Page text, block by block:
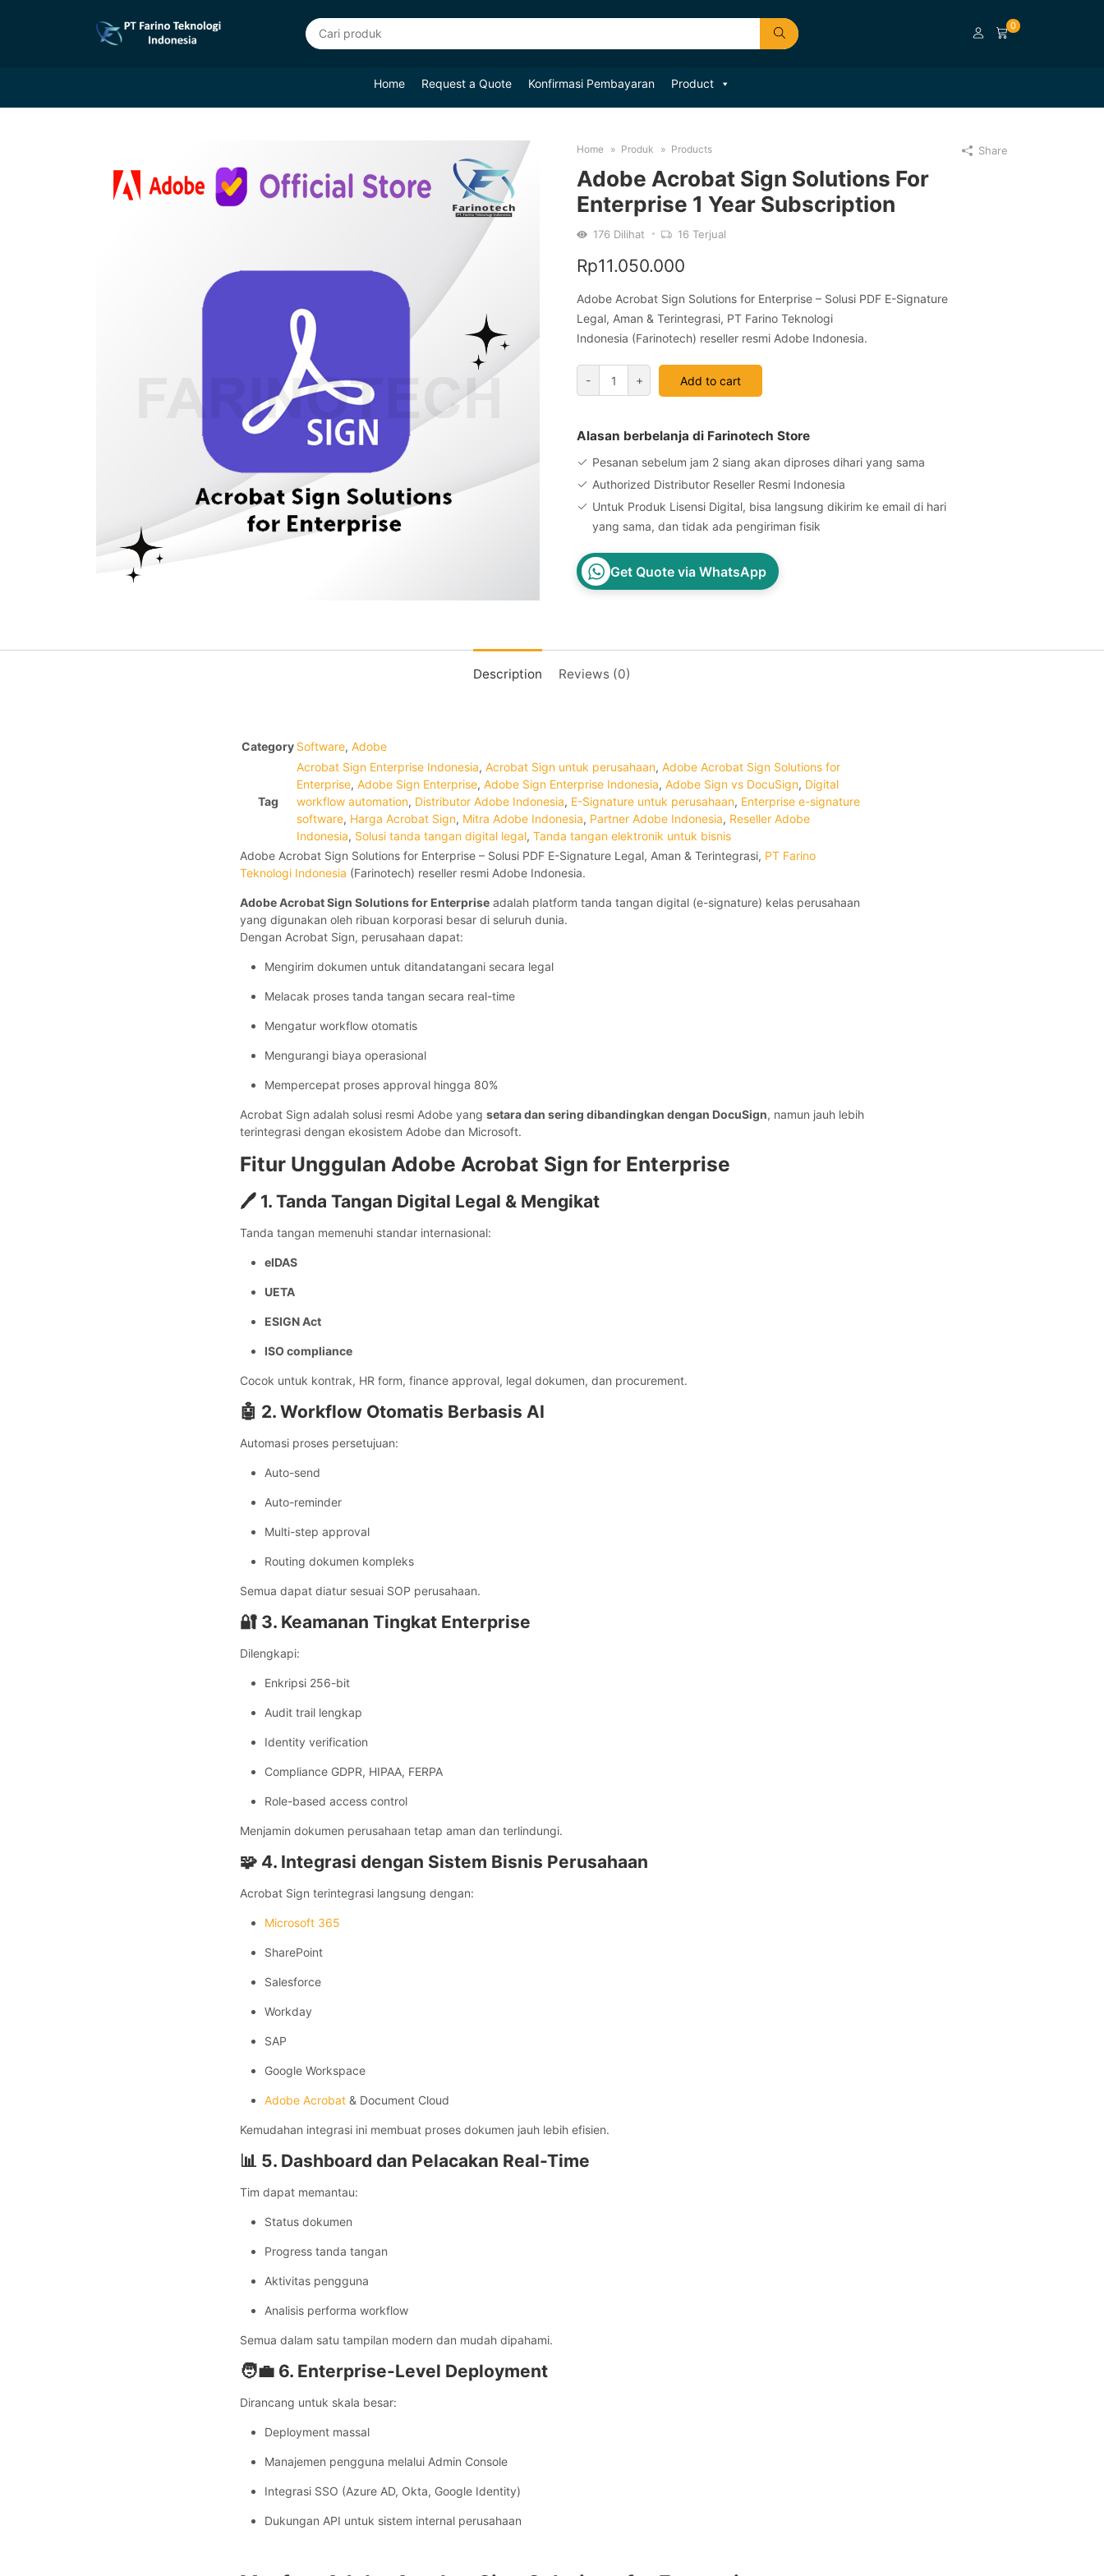
0
Home Request a Quote Konfirmasi Pembayaran Product
Home Produk Products
Adobe Acrobat Sign Solutions For
Enterprise 1 Year Subscription
176 Dilihat 16 Terjual
Rp11.050.000
Adobe Acrobat Sign Solutions for Enterprise – Solusi PDF E-Signature
Legal, Aman & Terintegrasi, PT Farino Teknologi
Indonesia (Farinotech) reseller resmi Adobe Indonesia.
-
Acrobat
Solutions
Enterprise
1
Year
Subscription
quantity
+ Add to cart
Alasan berbelanja di Farinotech Store
Pesanan sebelum jam 2 siang akan diproses dihari yang sama
Authorized Distributor Reseller Resmi Indonesia
Untuk Produk Lisensi Digital, bisa langsung dikirim ke email di hari
yang sama, dan tidak ada pengiriman fisik
Get Quote via WhatsApp
Share
Description Reviews (0)
Category Software, Adobe
Tag
Acrobat Sign Enterprise Indonesia, Acrobat Sign untuk perusahaan, Adobe Acrobat Sign Solutions for
Enterprise, Adobe Sign Enterprise, Adobe Sign Enterprise Indonesia, Adobe Sign vs DocuSign, Digital
workflow automation, Distributor Adobe Indonesia, E-Signature untuk perusahaan, Enterprise e-signature
software, Harga Acrobat Sign, Mitra Adobe Indonesia, Partner Adobe Indonesia, Reseller Adobe
Indonesia, Solusi tanda tangan digital legal, Tanda tangan elektronik untuk bisnis
Adobe Acrobat Sign Solutions for Enterprise – Solusi PDF E-Signature Legal, Aman & Terintegrasi, PT Farino
Teknologi Indonesia (Farinotech) reseller resmi Adobe Indonesia.
Adobe Acrobat Sign Solutions for Enterprise adalah platform tanda tangan digital (e-signature) kelas perusahaan
yang digunakan oleh ribuan korporasi besar di seluruh dunia.
Dengan Acrobat Sign, perusahaan dapat:
Mengirim dokumen untuk ditandatangani secara legal
Melacak proses tanda tangan secara real-time
Mengatur workflow otomatis
Mengurangi biaya operasional
Mempercepat proses approval hingga 80%
Acrobat Sign adalah solusi resmi Adobe yang setara dan sering dibandingkan dengan DocuSign, namun jauh lebih
terintegrasi dengan ekosistem Adobe dan Microsoft.
Fitur Unggulan Adobe Acrobat Sign for Enterprise
🖊️ 1. Tanda Tangan Digital Legal & Mengikat
Tanda tangan memenuhi standar internasional:
eIDAS
UETA
ESIGN Act
ISO compliance
Cocok untuk kontrak, HR form, finance approval, legal dokumen, dan procurement.
🤖 2. Workflow Otomatis Berbasis AI
Automasi proses persetujuan:
Auto-send
Auto-reminder
Multi-step approval
Routing dokumen kompleks
Semua dapat diatur sesuai SOP perusahaan.
🔐 3. Keamanan Tingkat Enterprise
Dilengkapi:
Enkripsi 256-bit
Audit trail lengkap
Identity verification
Compliance GDPR, HIPAA, FERPA
Role-based access control
Menjamin dokumen perusahaan tetap aman dan terlindungi.
🧩 4. Integrasi dengan Sistem Bisnis Perusahaan
Acrobat Sign terintegrasi langsung dengan:
Microsoft 365
SharePoint
Salesforce
Workday
SAP
Google Workspace
Adobe Acrobat & Document Cloud
Kemudahan integrasi ini membuat proses dokumen jauh lebih efisien.
📊 5. Dashboard dan Pelacakan Real-Time
Tim dapat memantau:
Status dokumen
Progress tanda tangan
Aktivitas pengguna
Analisis performa workflow
Semua dalam satu tampilan modern dan mudah dipahami.
🧑‍💼 6. Enterprise-Level Deployment
Dirancang untuk skala besar:
Deployment massal
Manajemen pengguna melalui Admin Console
Integrasi SSO (Azure AD, Okta, Google Identity)
Dukungan API untuk sistem internal perusahaan